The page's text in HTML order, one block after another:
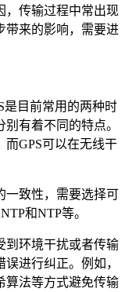
，传输过程中常出现
带来的影响，需要进
目前常用的两种时
有着不同的特点。
而GPS可以在无线干
致性，需要选择可
和NTP等。
环境干扰或者传输
进行纠正。例如，
算法等方式避免传输